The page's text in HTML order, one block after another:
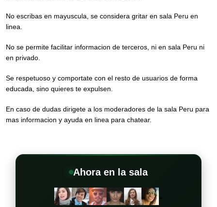
No escribas en mayuscula, se considera gritar en sala Peru en
linea.
No se permite facilitar informacion de terceros, ni en sala Peru ni
en privado.
Se respetuoso y comportate con el resto de usuarios de forma
educada, sino quieres te expulsen.
En caso de dudas dirigete a los moderadores de la sala Peru para
mas informacion y ayuda en linea para chatear.
Ahora en la sala